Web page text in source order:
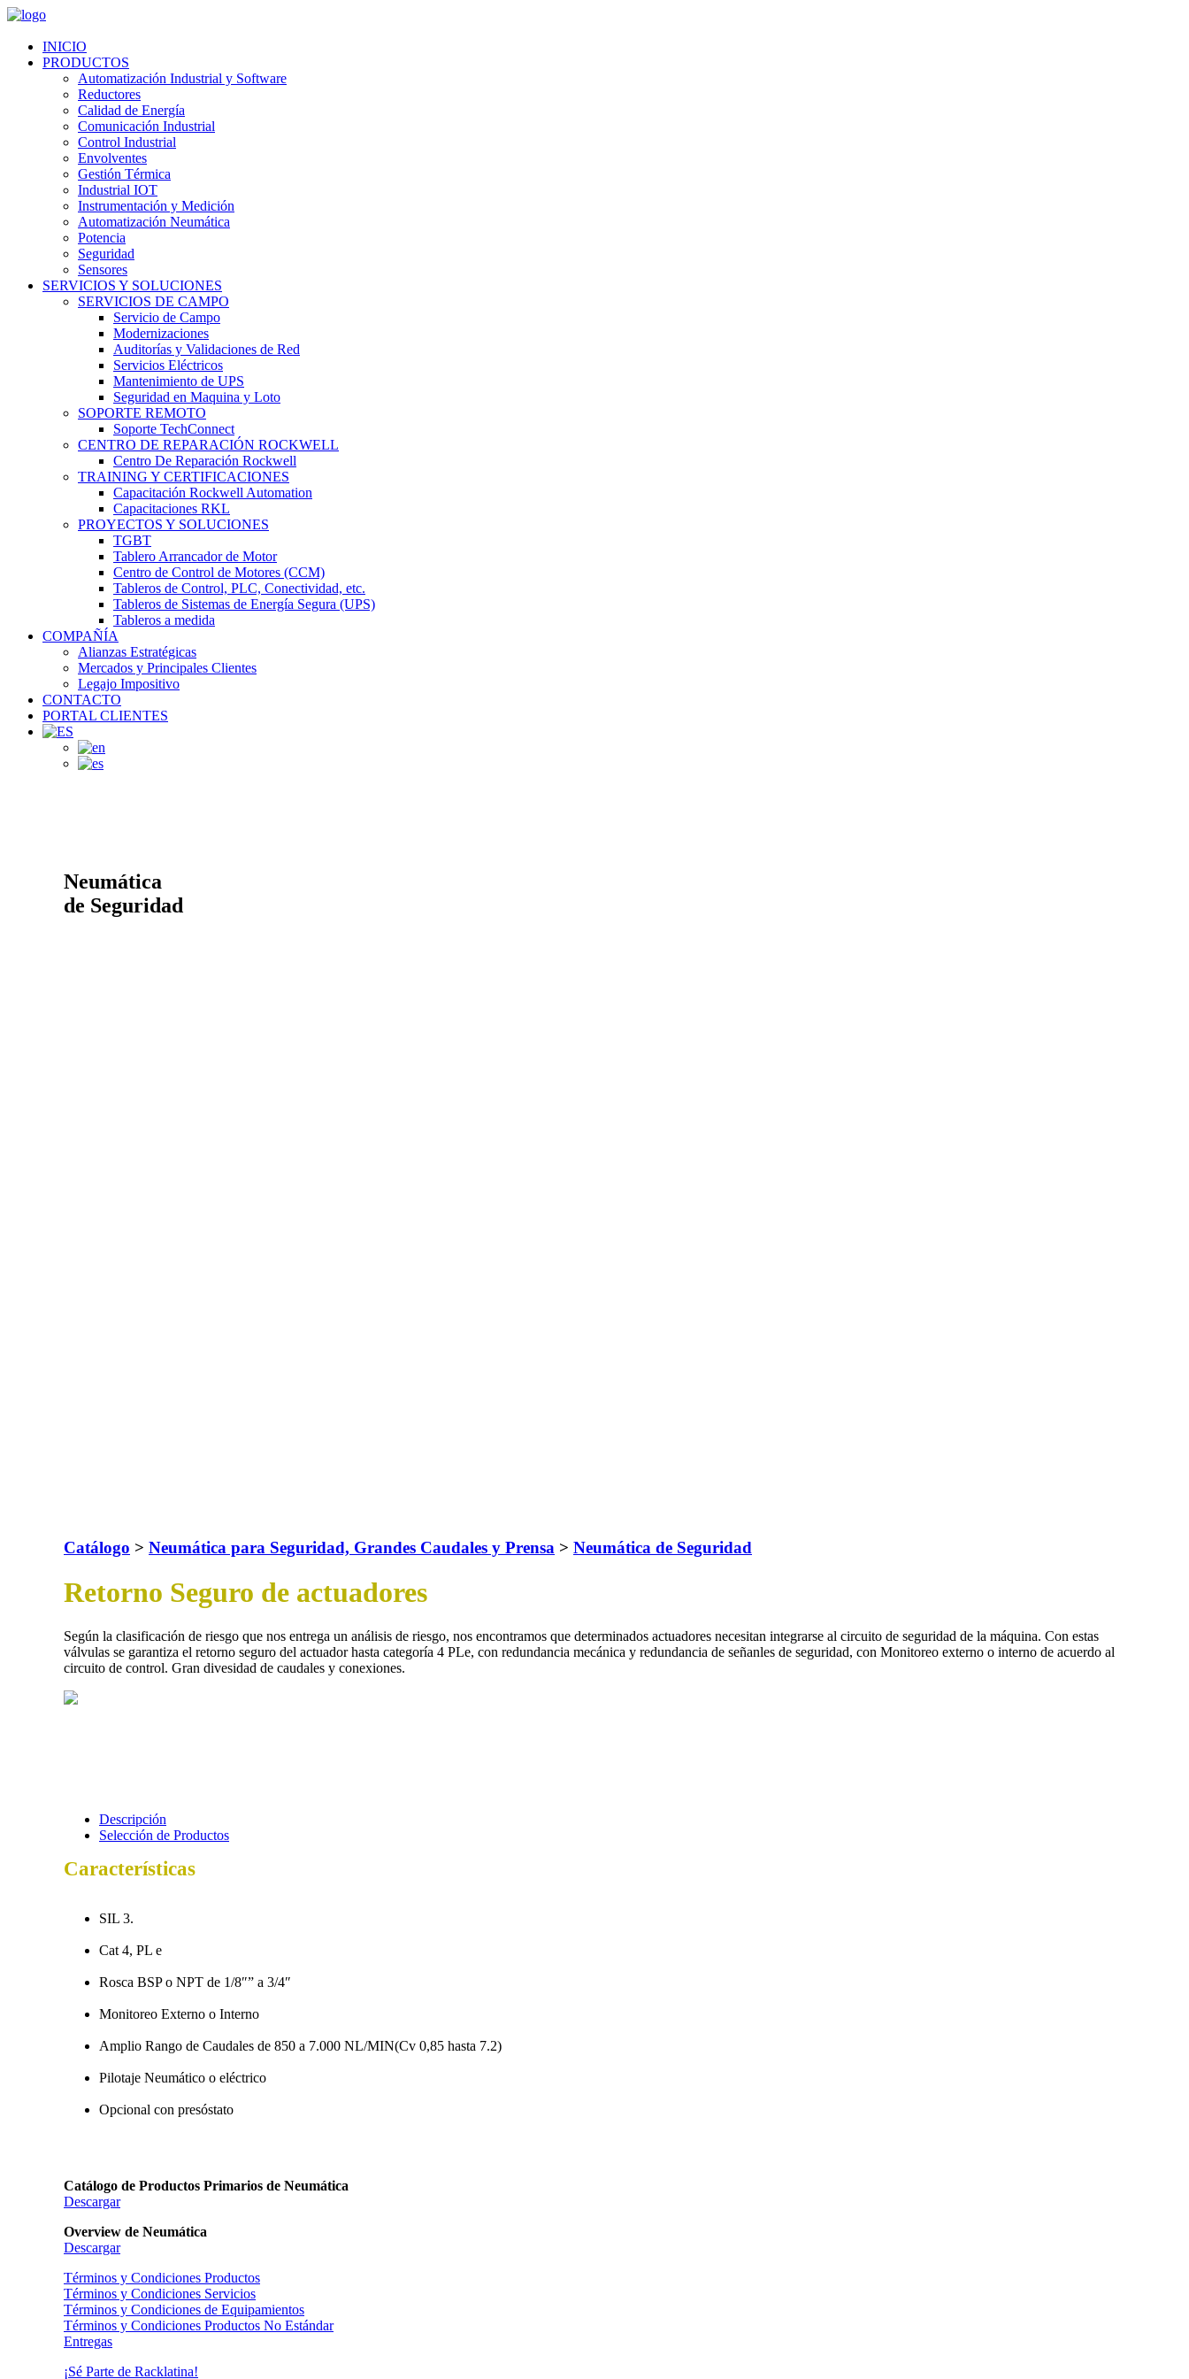
INICIO
PRODUCTOS
Automatización Industrial y Software
Reductores
Calidad de Energía
Comunicación Industrial
Control Industrial
Envolventes
Gestión Térmica
Industrial IOT
Instrumentación y Medición
Automatización Neumática
Potencia
Seguridad
Sensores
SERVICIOS Y SOLUCIONES
SERVICIOS DE CAMPO
Servicio de Campo
Modernizaciones
Auditorías y Validaciones de Red
Servicios Eléctricos
Mantenimiento de UPS
Seguridad en Maquina y Loto
SOPORTE REMOTO
Soporte TechConnect
CENTRO DE REPARACIÓN ROCKWELL
Centro De Reparación Rockwell
TRAINING Y CERTIFICACIONES
Capacitación Rockwell Automation
Capacitaciones RKL
PROYECTOS Y SOLUCIONES
TGBT
Tablero Arrancador de Motor
Centro de Control de Motores (CCM)
Tableros de Control, PLC, Conectividad, etc.
Tableros de Sistemas de Energía Segura (UPS)
Tableros a medida
COMPAÑÍA
Alianzas Estratégicas
Mercados y Principales Clientes
Legajo Impositivo
CONTACTO
PORTAL CLIENTES
Neumática
de Seguridad
Catálogo > Neumática para Seguridad, Grandes Caudales y Prensa > Neumática de Seguridad
Retorno Seguro de actuadores
Según la clasificación de riesgo que nos entrega un análisis de riesgo, nos encontramos que determinados actuadores necesitan integrarse al circuito de seguridad de la máquina. Con estas
válvulas se garantiza el retorno seguro del actuador hasta categoría 4 PLe, con redundancia mecánica y redundancia de señanles de seguridad, con Monitoreo externo o interno de acuerdo al
circuito de control. Gran divesidad de caudales y conexiones.
Descripción
Selección de Productos
Características
SIL 3.
Cat 4, PL e
Rosca BSP o NPT de 1/8″” a 3/4″
Monitoreo Externo o Interno
Amplio Rango de Caudales de 850 a 7.000 NL/MIN(Cv 0,85 hasta 7.2)
Pilotaje Neumático o eléctrico
Opcional con presóstato
Catálogo de Productos Primarios de Neumática
Descargar
Overview de Neumática
Descargar
Términos y Condiciones Productos
Términos y Condiciones Servicios
Términos y Condiciones de Equipamientos
Términos y Condiciones Productos No Estándar
Entregas
¡Sé Parte de Racklatina!